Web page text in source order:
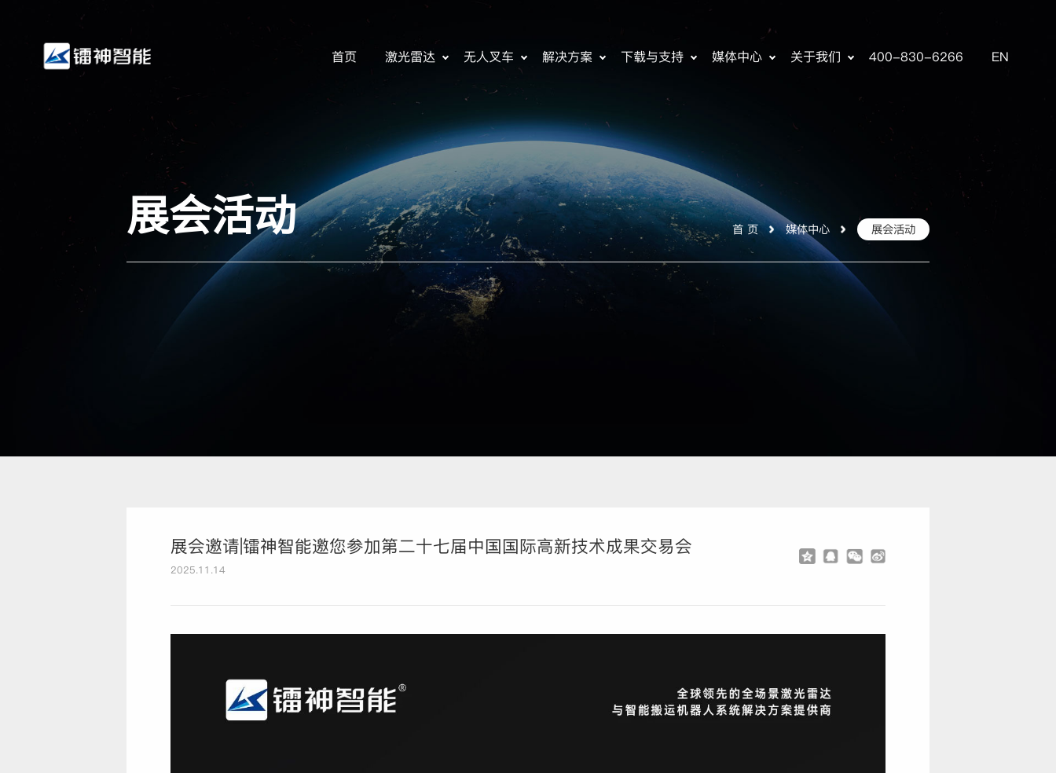
首页 激光雷达 无人叉车 解决方案 下载与支持 媒体中心 关于我们 400-830-6266 EN
展会活动 首 页 媒体中心 展会活动
展会邀请|镭神智能邀您参加第二十七届中国国际高新技术成果交易会
2025.11.14